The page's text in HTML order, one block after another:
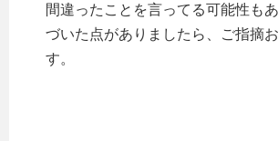
間違ったことを言ってる可能性も
づいた点がありましたら、ご指摘
す。